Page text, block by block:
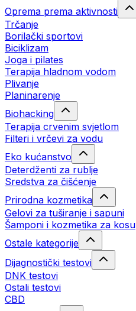
Oprema prema aktivnosti
Trčanje
Borilački sportovi
Biciklizam
Joga i pilates
Terapija hladnom vodom
Plivanje
Planinarenje
Biohacking
Terapija crvenim svjetlom
Filteri i vrčevi za vodu
Eko kućanstvo
Deterdženti za rublje
Sredstva za čišćenje
Prirodna kozmetika
Gelovi za tuširanje i sapuni
Šamponi i kozmetika za kosu
Ostale kategorije
Dijagnostički testovi
DNK testovi
Ostali testovi
CBD